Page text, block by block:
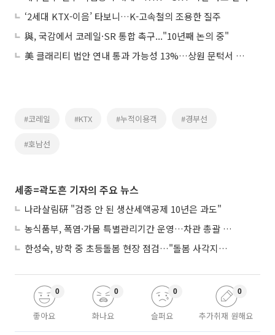
‘2세대 KTX-이음’ 타보니…K-고속철의 조용한 질주
與, 국감에서 코레일·SR 통합 촉구..."10년째 논의 중"
美 클래리티 법안 연내 통과 가능성 13%…상원 문턱서 제동
#코레일 #KTX #누적이용객 #경부선
#호남선
세종=곽도흔 기자의 주요 뉴스
나라살림硏 "검증 안 된 생산세액공제 10년은 과도"
농식품부, 폭염·가뭄 특별관리기간 운영…차관 총괄 대응체계 격상
한성숙, 방학 중 초등돌봄 현장 점검…"돌봄 사각지대 없애야"
좋아요
0
화나요
0
슬퍼요
0
추가취재 원해요
0